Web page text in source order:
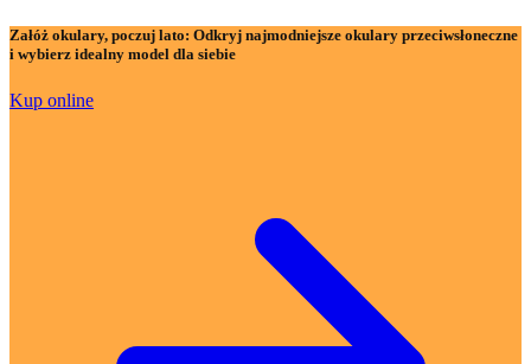
Załóż okulary, poczuj lato: Odkryj najmodniejsze okulary przeciwsłoneczne
i wybierz idealny model dla siebie
Kup online